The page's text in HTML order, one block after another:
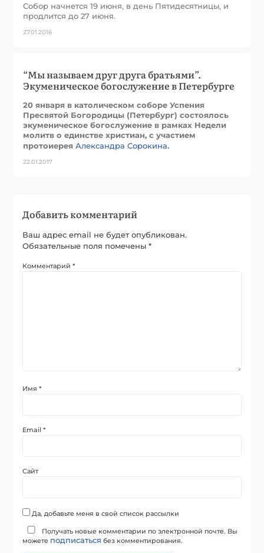
Собор начнется 19 июня, в день Пятидесятницы, и
продлится до 27 июня.
27.01.2016
“Мы называем друг друга братьями”.
Экуменическое богослужение в Петербурге
20 января в католическом соборе Успения
Пресвятой Богородицы (Петербург) состоялось
экуменическое богослужение в рамках Недели
молитв о единстве христиан, с участием
протоиереяАлександра Сорокина.
22.01.2017
Добавить комментарий
Ваш адрес email не будет опубликован.
Обязательные поля помечены*
Комментарий*
Имя*
Email*
Сайт
Да, добавьте меня в свой список рассылки
Получать новые комментарии по электронной почте. Вы
можете подписаться без комментирования.